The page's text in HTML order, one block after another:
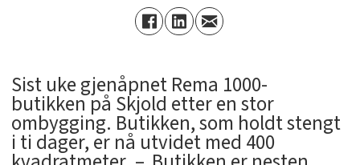
Sist uke gjenåpnet Rema 1000-
butikken på Skjold etter en stor
ombygging. Butikken, som holdt stengt
i ti dager, er nå utvidet med 400